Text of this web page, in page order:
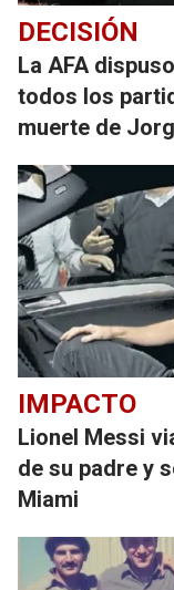
DECISIÓN
La AFA
todos los
muerte de
IMPACTO
Lionel Messi
de su padre y
Miami